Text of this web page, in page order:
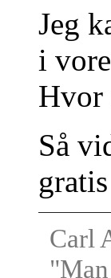
Jeg
i
Hvor
Så
Carl